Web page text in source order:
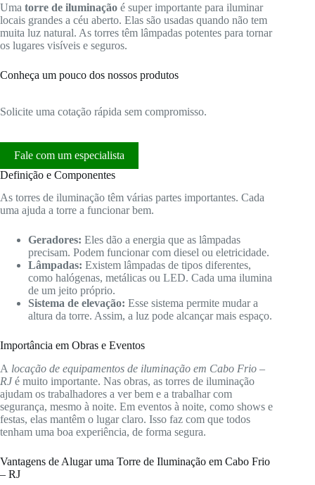
Uma torre de iluminação é super importante para iluminar
locais grandes a céu aberto. Elas são usadas quando não tem
muita luz natural. As torres têm lâmpadas potentes para tornar
os lugares visíveis e seguros.
Conheça um pouco dos nossos produtos
Solicite uma cotação rápida sem compromisso.
Fale com um especialista
Definição e Componentes
As torres de iluminação têm várias partes importantes. Cada
uma ajuda a torre a funcionar bem.
Geradores: Eles dão a energia que as lâmpadas
precisam. Podem funcionar com diesel ou eletricidade.
Lâmpadas: Existem lâmpadas de tipos diferentes,
como halógenas, metálicas ou LED. Cada uma ilumina
de um jeito próprio.
Sistema de elevação: Esse sistema permite mudar a
altura da torre. Assim, a luz pode alcançar mais espaço.
Importância em Obras e Eventos
A locação de equipamentos de iluminação em Cabo Frio –
RJé muito importante. Nas obras, as torres de iluminação
ajudam os trabalhadores a ver bem e a trabalhar com
segurança, mesmo à noite. Em eventos à noite, como shows e
festas, elas mantêm o lugar claro. Isso faz com que todos
tenham uma boa experiência, de forma segura.
Vantagens de Alugar uma Torre de Iluminação em Cabo Frio
– RJ